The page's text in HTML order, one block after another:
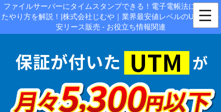
ファイルサーバーにタイムスタンプできる！電子電帳法に対応し
たやり方を解説！|株式会社じむや｜業界最安値レベルのUTMの格
安リース販売 - お役立ち情報関連